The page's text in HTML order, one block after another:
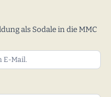
als Sodale in die MMC